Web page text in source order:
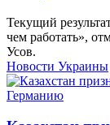
Текущий
чем работать»,
Усов.
Новости Украины